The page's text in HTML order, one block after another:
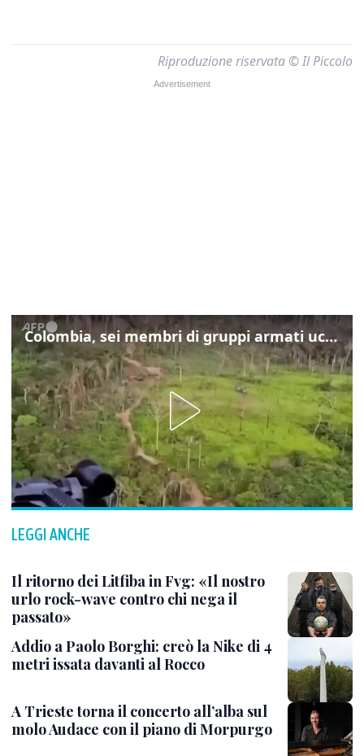
Riproduzione riservata © Il Piccolo
Colombia, sei membri di gruppi armati uccisi nelle operazioni del governo
LEGGI ANCHE
Il ritorno dei Litfiba in Fvg: «Il nostro
urlo rock-wave contro chi nega il
passato»
Addio a Paolo Borghi: creò la Nike di 4
metri issata davanti al Rocco
A Trieste torna il concerto all’alba sul
molo Audace con il piano di Morpurgo